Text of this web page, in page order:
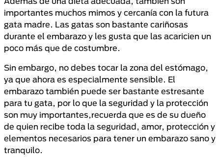
importantes muchos mimos y cercanía con la futura
gata madre. Las gatas son bastante cariñosas
durante el embarazo y les gusta que las acaricien un
poco más que de costumbre.
Sin embargo, no debes tocar la zona del estómago,
ya que ahora es especialmente sensible. El
embarazo también puede ser bastante estresante
para tu gata, por lo que la seguridad y la protección
son muy importantes,recuerda que es de su dueño
de quien recibe toda la seguridad, amor, protección y
elementos necesarios para tener un embarazo sano y
tranquilo.